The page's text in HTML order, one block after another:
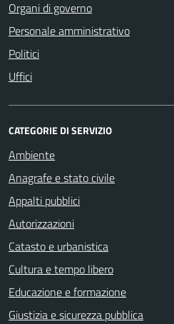
Organi di governo
Personale amministrativo
Politici
Uffici
CATEGORIE DI SERVIZIO
Ambiente
Anagrafe e stato civile
Appalti pubblici
Autorizzazioni
Catasto e urbanistica
Cultura e tempo libero
Educazione e formazione
Giustizia e sicurezza pubblica